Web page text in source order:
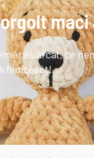
maci
és arcát, de
hímzését!